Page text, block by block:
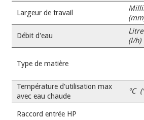
Largeur de travail
Débit d'eau
(l/h)
Type de matière
Température d'utilisation max
avec eau chaude
°C
Raccord entrée HP